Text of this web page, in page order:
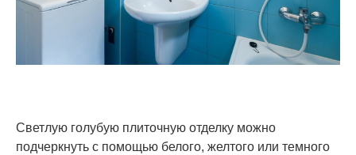
Светлую голубую плиточную отделку можно
подчеркнуть с помощью белого, желтого или темного